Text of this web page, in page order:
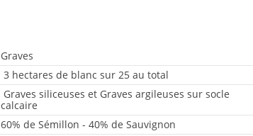
Graves
3 hectares de blanc sur 25 au total
Graves siliceuses et Graves argileuses sur socle
calcaire
60% de Sémillon - 40% de Sauvignon